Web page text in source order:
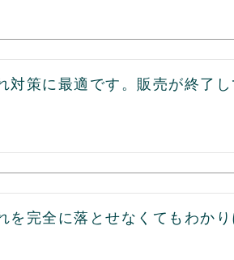
対策に最適です。販売が終了
を完全に落とせなくてもわか